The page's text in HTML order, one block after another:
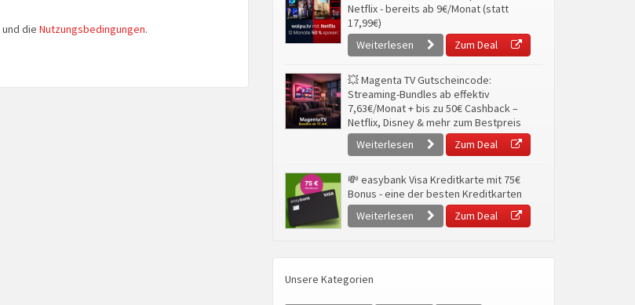
und die Nutzungsbedingungen.
Netflix - bereits ab 9€/Monat (statt
17,99€)
Weiterlesen
Zum Deal
💥 Magenta TV Gutscheincode:
Streaming-Bundles ab effektiv
7,63€/Monat + bis zu 50€ Cashback –
Netflix, Disney & mehr zum Bestpreis
Weiterlesen
Zum Deal
💸 easybank Visa Kreditkarte mit 75€
Bonus - eine der besten Kreditkarten
Weiterlesen
Zum Deal
Unsere Kategorien